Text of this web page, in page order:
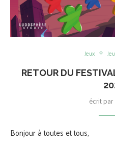
Jeux
RETOUR DU
écrit par
Bonjour à toutes et tous,